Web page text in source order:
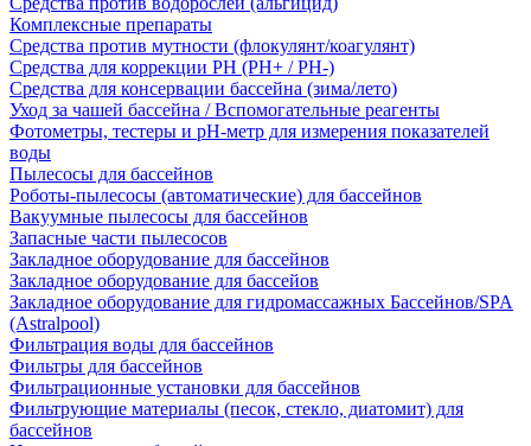
Комплексные препараты
Средства против мутности (флокулянт/коагулянт)
Средства для коррекции PH (PH+ / PH-)
Средства для консервации бассейна (зима/лето)
Уход за чашей бассейна / Вспомогательные реагенты
Фотометры, тестеры и рН-метр для измерения показателей
воды
Пылесосы для бассейнов
Роботы-пылесосы (автоматические) для бассейнов
Вакуумные пылесосы для бассейнов
Запасные части пылесосов
Закладное оборудование для бассейнов
Закладное оборудование для бассейов
Закладное оборудование для гидромассажных Бассейнов/SPA
(Astralpool)
Фильтрация воды для бассейнов
Фильтры для бассейнов
Фильтрационные установки для бассейнов
Фильтрующие материалы (песок, стекло, диатомит) для
бассейнов